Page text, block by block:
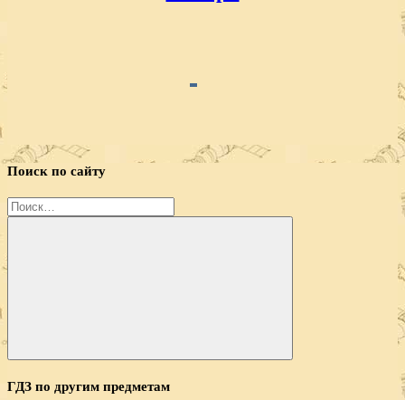
Поиск по сайту
Найти:
Поиск
ГДЗ по другим предметам